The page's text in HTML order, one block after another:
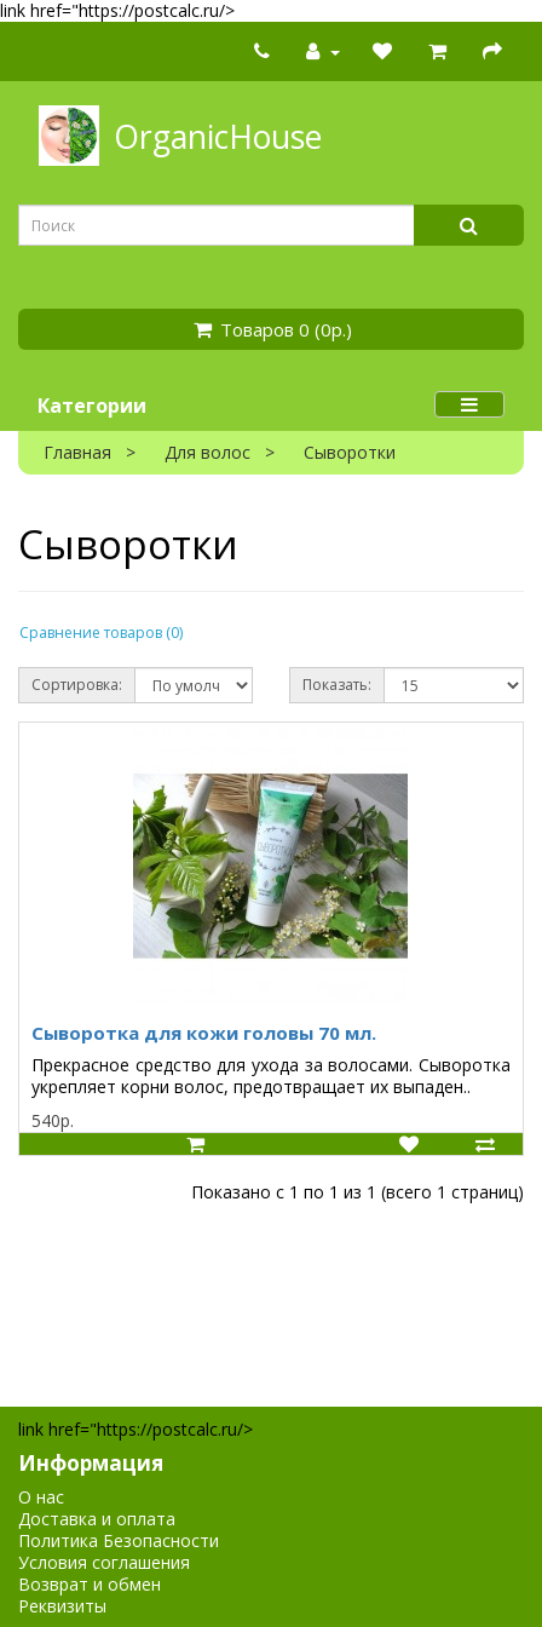
link href="https://postcalc.ru/>
OrganicHouse
Товаров 0 (0р.)
Категории
Главная Для волос Сыворотки
Сыворотки
Сравнение товаров (0)
Сортировка: Показать:
Сыворотка для кожи головы 70 мл.
Прекрасное средство для ухода за волосами. Сыворотка
укрепляет корни волос, предотвращает их выпаден..
540р.
Показано с 1 по 1 из 1 (всего 1 страниц)
link href="https://postcalc.ru/>
Информация
О нас
Доставка и оплата
Политика Безопасности
Условия соглашения
Возврат и обмен
Реквизиты